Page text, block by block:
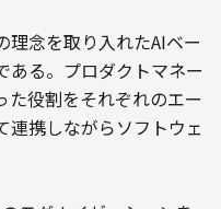
念を取り入れたAIベー
ある。プロダクトマネー
た役割をそれぞれのエー
連携しながらソフトウェ